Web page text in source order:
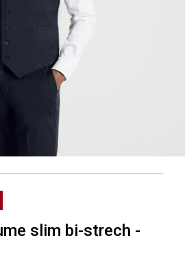
slim bi-strech -